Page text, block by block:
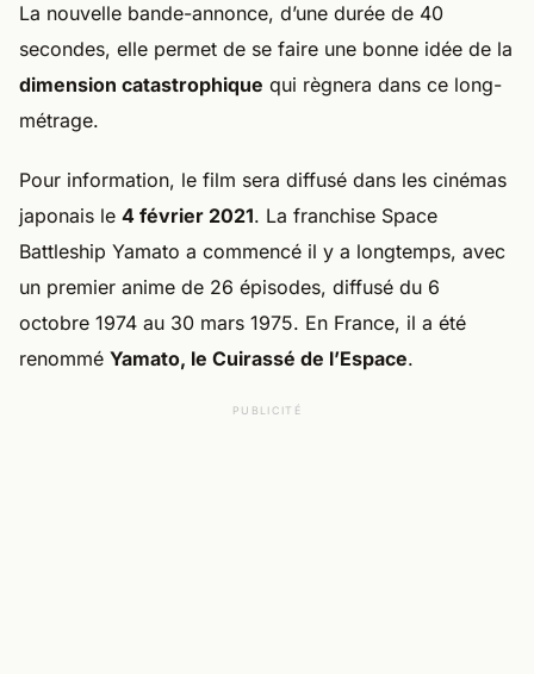
La nouvelle bande-annonce, d’une durée de 40
secondes, elle permet de se faire une bonne idée de la
dimension catastrophique qui règnera dans ce long-
métrage.
Pour information, le film sera diffusé dans les cinémas
japonais le 4 février 2021. La franchise Space
Battleship Yamato a commencé il y a longtemps, avec
un premier anime de 26 épisodes, diffusé du 6
octobre 1974 au 30 mars 1975. En France, il a été
renommé Yamato, le Cuirassé de l’Espace.
PUBLICITÉ